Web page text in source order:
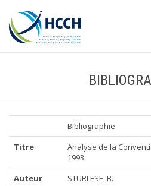
Bibliographie
Titre
Analyse de la
1993
Auteur
STURLESE, B.